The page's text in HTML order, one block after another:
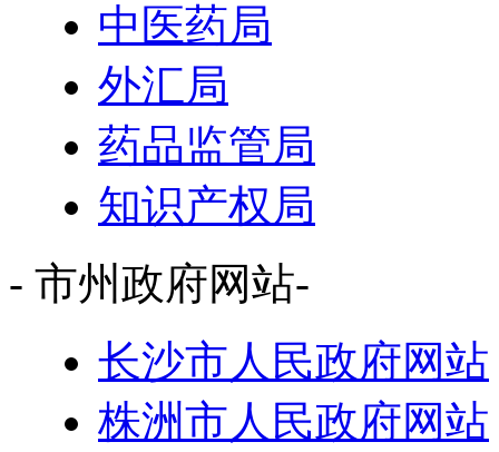
中医药局
外汇局
药品监管局
知识产权局
- 市州政府网站-
长沙市人民政府网站
株洲市人民政府网站